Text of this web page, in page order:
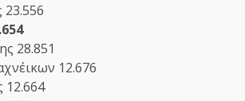
23.556
28.851
12.676
12.664